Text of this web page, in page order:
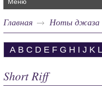
Меню
Главная Ноты джаза
A B C D E F G H I J K L
Short Riff